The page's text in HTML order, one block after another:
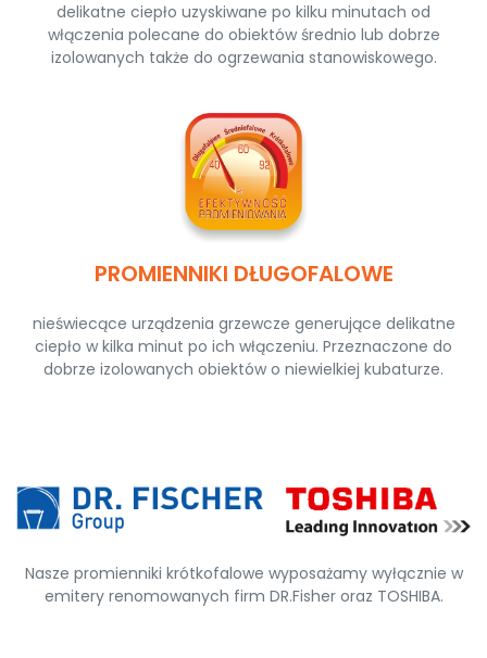
delikatne ciepło uzyskiwane po kilku minutach od
włączenia polecane do obiektów średnio lub dobrze
izolowanych także do ogrzewania stanowiskowego.
PROMIENNIKI DŁUGOFALOWE
nieświecące urządzenia grzewcze generujące delikatne
ciepło w kilka minut po ich włączeniu. Przeznaczone do
dobrze izolowanych obiektów o niewielkiej kubaturze.
Nasze promienniki krótkofalowe wyposażamy wyłącznie w
emitery renomowanych firm DR.Fisher oraz TOSHIBA.